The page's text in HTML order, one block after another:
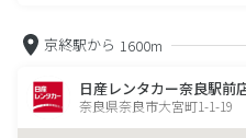
京終駅から 1600m
日産レンタカー奈良駅前
奈良県奈良市大宮町1-1-19